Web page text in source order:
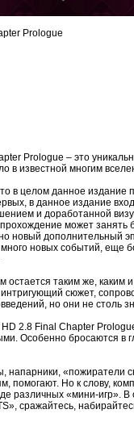
Prologue
Prologue – это
в известной многим
в целом данное издание
в данное издание
и доработанной
может занять
новый дополнительный
новых событий, еще
остается таким же,
сюжет,
но они не столь
2.8 Final Chapter
Особенно бросаются в
напарники, «пожиратели
помогают. Но к слову,
различных «мини-игр».
сражайтесь,